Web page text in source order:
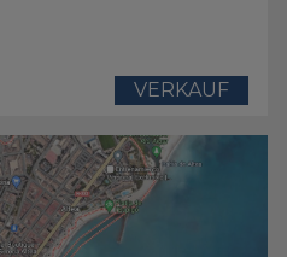
VERKAUF